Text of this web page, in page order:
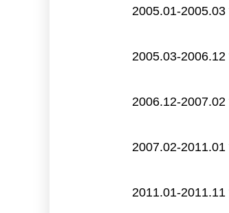
2005.01-
2005.03-
2006.12-
2007.02-
2011.01-